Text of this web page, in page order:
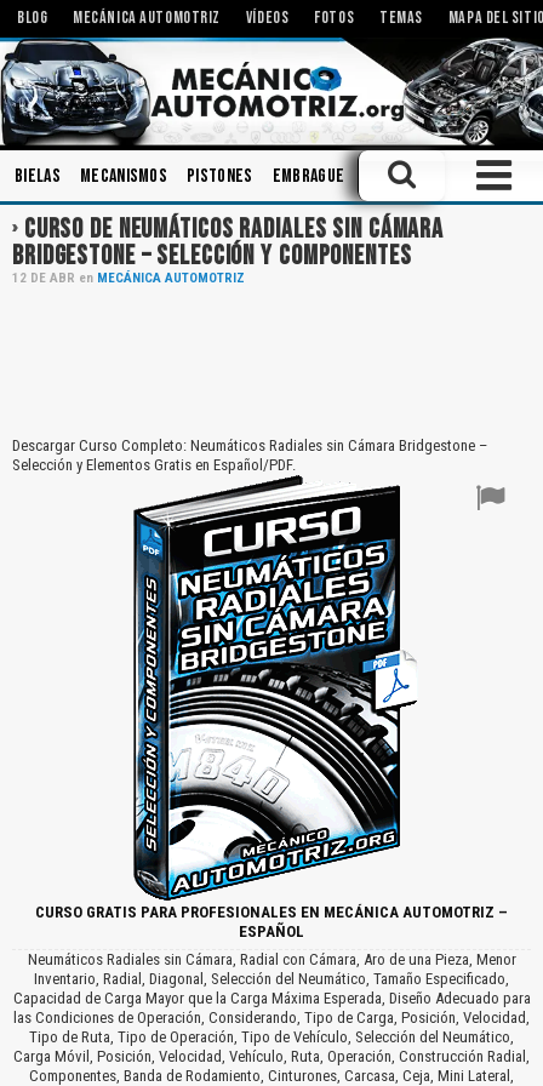
BLOG MECÁNICA AUTOMOTRIZ VÍDEOS FOTOS TEMAS MAPA DEL
Bielas Mecanismos Pistones Embrague Rodamientos
CURSO DE NEUMÁTICOS RADIALES SIN CÁMARA
BRIDGESTONE – SELECCIÓN Y COMPONENTES
12 DE ABR en MECÁNICA AUTOMOTRIZ
Descargar Curso Completo: Neumáticos Radiales sin Cámara Bridgestone –
Selección y Elementos Gratis en Español/PDF.
CURSO GRATIS PARA PROFESIONALES EN MECÁNICA AUTOMOTRIZ –
ESPAÑOL
Neumáticos Radiales sin Cámara, Radial con Cámara, Aro de una Pieza, Menor
Inventario, Radial, Diagonal, Selección del Neumático, Tamaño Especificado,
Capacidad de Carga Mayor que la Carga Máxima Esperada, Diseño Adecuado para
las Condiciones de Operación, Considerando, Tipo de Carga, Posición, Velocidad,
Tipo de Ruta, Tipo de Operación, Tipo de Vehículo, Selección del Neumático,
Carga Móvil, Posición, Velocidad, Vehículo, Ruta, Operación, Construcción Radial,
Componentes, Banda de Rodamiento, Cinturones, Carcasa, Ceja, Mini Lateral,